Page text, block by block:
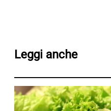
Leggi anche